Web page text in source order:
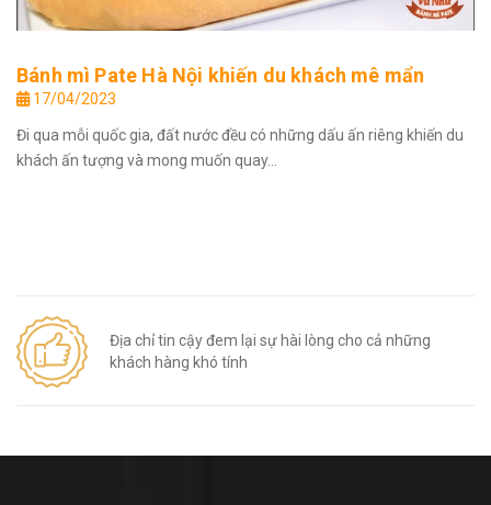
Bánh mì Pate Hà Nội khiến du khách mê mẩn
17/04/2023
Đi qua mỗi quốc gia, đất nước đều có những dấu ấn riêng khiến du
khách ấn tượng và mong muốn quay...
Địa chỉ tin cậy đem lại sự hài lòng cho cả những
khách hàng khó tính